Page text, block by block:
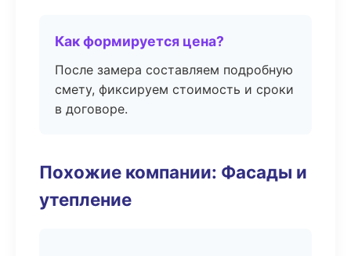
Как формируется цена?
После замера составляем подробную
смету, фиксируем стоимость и сроки
в договоре.
Похожие компании: Фасады и
утепление